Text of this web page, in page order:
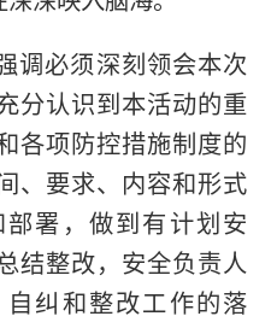
调必须深刻领会本次
分认识到本活动的重
各项防控措施制度的
、要求、内容和形式
署，做到有计划安
结整改，安全负责人
纠和整改工作的落